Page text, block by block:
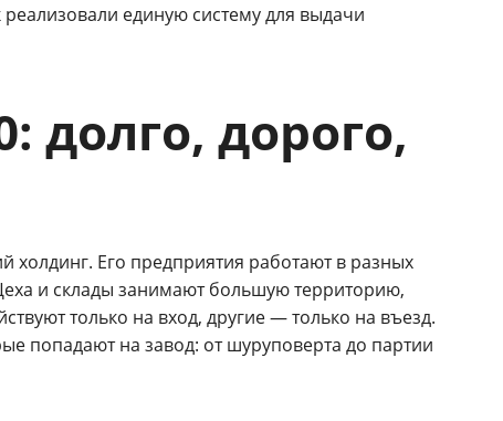
единую систему для выдачи
долго, дорого,
Его предприятия работают в разных
и склады занимают большую территорию,
только на вход, другие — только на въезд.
попадают на завод: от шуруповерта до партии